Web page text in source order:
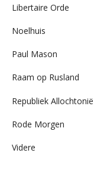
Libertaire Orde
Noelhuis
Paul Mason
Raam op Rusland
Republiek Allochtonië
Rode Morgen
Videre